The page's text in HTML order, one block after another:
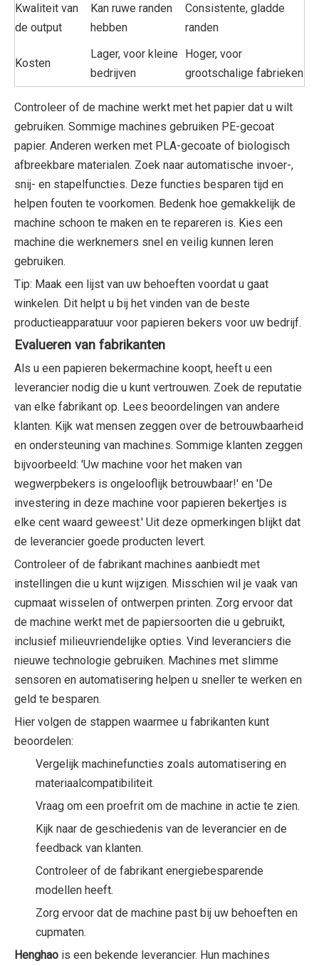
Kwaliteit van
de output
Kan ruwe randen
hebben
Consistente, gladde
randen
Kosten
Lager, voor kleine
bedrijven
Hoger, voor
grootschalige fabrieken
Controleer of de machine werkt met het papier dat u wilt
gebruiken. Sommige machines gebruiken PE-gecoat
papier. Anderen werken met PLA-gecoate of biologisch
afbreekbare materialen. Zoek naar automatische invoer-,
snij- en stapelfuncties. Deze functies besparen tijd en
helpen fouten te voorkomen. Bedenk hoe gemakkelijk de
machine schoon te maken en te repareren is. Kies een
machine die werknemers snel en veilig kunnen leren
gebruiken.
Tip: Maak een lijst van uw behoeften voordat u gaat
winkelen. Dit helpt u bij het vinden van de beste
productieapparatuur voor papieren bekers voor uw bedrijf.
Evalueren van fabrikanten
Als u een papieren bekermachine koopt, heeft u een
leverancier nodig die u kunt vertrouwen. Zoek de reputatie
van elke fabrikant op. Lees beoordelingen van andere
klanten. Kijk wat mensen zeggen over de betrouwbaarheid
en ondersteuning van machines. Sommige klanten zeggen
bijvoorbeeld: 'Uw machine voor het maken van
wegwerpbekers is ongelooflijk betrouwbaar!' en 'De
investering in deze machine voor papieren bekertjes is
elke cent waard geweest.' Uit deze opmerkingen blijkt dat
de leverancier goede producten levert.
Controleer of de fabrikant machines aanbiedt met
instellingen die u kunt wijzigen. Misschien wil je vaak van
cupmaat wisselen of ontwerpen printen. Zorg ervoor dat
de machine werkt met de papiersoorten die u gebruikt,
inclusief milieuvriendelijke opties. Vind leveranciers die
nieuwe technologie gebruiken. Machines met slimme
sensoren en automatisering helpen u sneller te werken en
geld te besparen.
Hier volgen de stappen waarmee u fabrikanten kunt
beoordelen:
Vergelijk machinefuncties zoals automatisering en
materiaalcompatibiliteit.
Vraag om een ​​proefrit om de machine in actie te zien.
Kijk naar de geschiedenis van de leverancier en de
feedback van klanten.
Controleer of de fabrikant energiebesparende
modellen heeft.
Zorg ervoor dat de machine past bij uw behoeften en
cupmaten.
Henghao is een bekende leverancier. Hun machines